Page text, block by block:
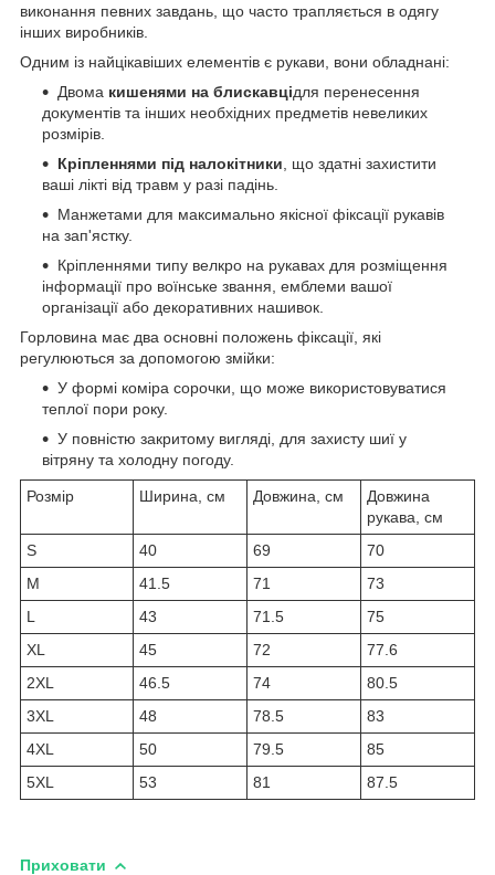
виконання певних завдань, що часто трапляється в одягу
інших виробників.
Одним із найцікавіших елементів є рукави, вони обладнані:
Двома кишенями на блискавцідля перенесення
документів та інших необхідних предметів невеликих
розмірів.
Кріпленнями під налокітники , що здатні захистити
ваші лікті від травм у разі падінь.
Манжетами для максимально якісної фіксації рукавів
на зап'ястку.
Кріпленнями типу велкро на рукавах для розміщення
інформації про воїнське звання, емблеми вашої
організації або декоративних нашивок.
Горловина має два основні положень фіксації, які
регулюються за допомогою змійки:
У формі коміра сорочки, що може використовуватися
теплої пори року.
У повністю закритому вигляді, для захисту шиї у
вітряну та холодну погоду.
Розмір Ширина, см Довжина, см
Довжина
рукава, см
S
40 69
70
M
41.5 71
73
L
43 71.5
75
XL
45 72
77.6
2XL
46.5 74
80.5
3XL
48 78.5
83
4XL
50 79.5
85
5XL
53 81 87.5
Приховати